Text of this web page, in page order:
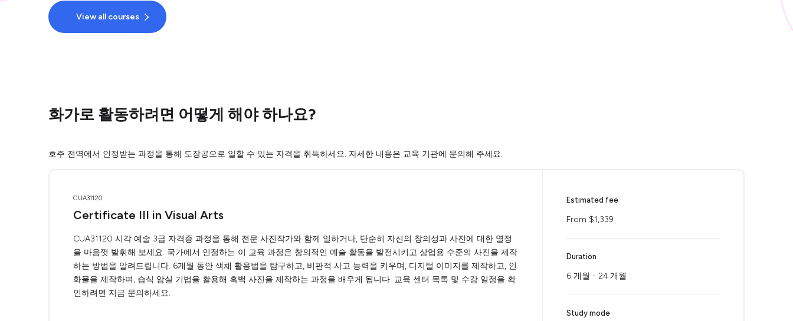
View all courses
화가로 활동하려면 어떻게 해야 하나요?
호주 전역에서 인정받는 과정을 통해 도장공으로 일할 수 있는 자격을 취득하세요. 자세한 내용은 교육 기관에 문의해 주세요.
CUA31120
Certificate III in Visual Arts
CUA31120 시각 예술 3급 자격증 과정을 통해 전문 사진작가와 함께 일하거나, 단순히 자신의 창의성과 사진에 대한 열정
을 마음껏 발휘해 보세요. 국가에서 인정하는 이 교육 과정은 창의적인 예술 활동을 발전시키고 상업용 수준의 사진을 제작
하는 방법을 알려드립니다. 6개월 동안 색채 활용법을 탐구하고, 비판적 사고 능력을 키우며, 디지털 이미지를 제작하고, 인
화물을 제작하며, 습식 암실 기법을 활용해 흑백 사진을 제작하는 과정을 배우게 됩니다. 교육 센터 목록 및 수강 일정을 확
인하려면 지금 문의하세요.
Estimated fee
From $1,339
Duration
6 개월 - 24 개월
Study mode